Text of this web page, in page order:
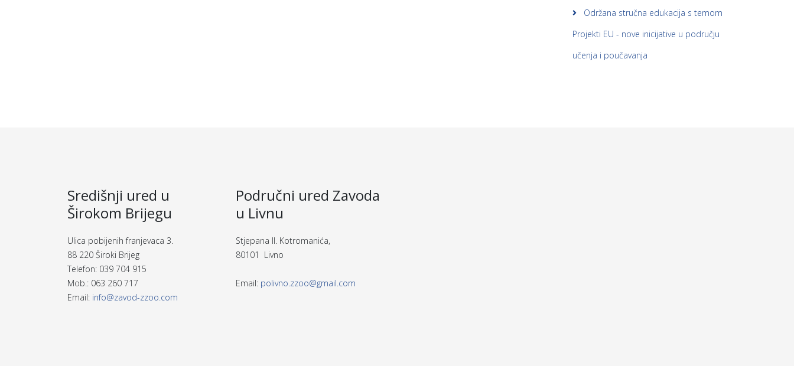
Održana stručna edukacija s temom
Projekti EU - nove inicijative u području
učenja i poučavanja
Središnji ured u
Širokom Brijegu
Ulica pobijenih franjevaca 3.
88 220 Široki Brijeg
Telefon: 039 704 915
Mob.: 063 260 717
Email: info@zavod-zzoo.com
Područni ured Zavoda
u Livnu
Stjepana II. Kotromanića,
80101 Livno
Email: polivno.zzoo@gmail.com